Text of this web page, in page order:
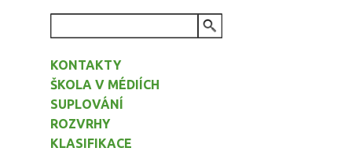
KONTAKTY
ŠKOLA V MÉDIÍCH
SUPLOVÁNÍ
ROZVRHY
KLASIFIKACE